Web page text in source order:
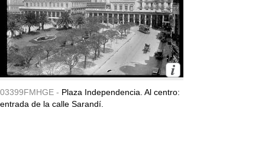
03399FMHGE - Plaza Independencia. Al centro:
entrada de la calle Sarandí.